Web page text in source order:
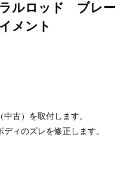
ルロッド ブレー
メント
古）を取付します。
ィのズレを修正します。